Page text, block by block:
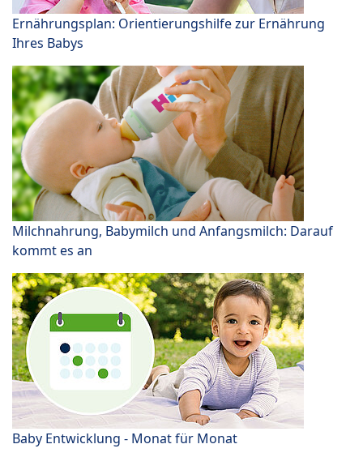
Ernährungsplan: Orientierungshilfe zur Ernährung
Ihres Babys
Milchnahrung, Babymilch und Anfangsmilch: Darauf
kommt es an
Baby Entwicklung - Monat für Monat